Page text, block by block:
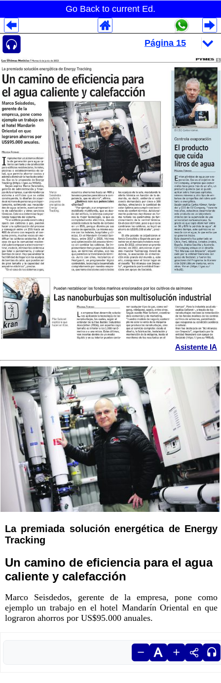
Go Back to current Ed.
Asistente IA
La premiada solución energética de Energy
Tracking
Un camino de eficiencia para el agua
caliente y calefacción
Marco Seisdedos, gerente de la empresa, pone como
ejemplo un trabajo en el hotel Mandarín Oriental en que
lograron ahorros por US$95.000 anuales.
Despliegues Analytics
Despliegues Totales
Despliegues por Rubros